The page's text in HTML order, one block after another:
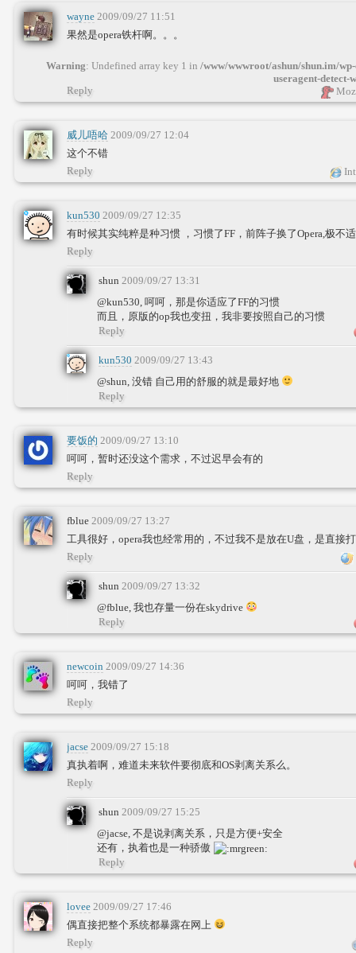
wayne 2009/09/27 11:51
果然是opera铁杆啊。。。
Warning: Undefined array key 1 in /www/wwwroot/ashun/shun.im/
useragent-detect-
Reply
威儿唔哈 2009/09/27 12:04
这个不错
Reply
kun530 2009/09/27 12:35
有时候其实纯粹是种习惯 ，习惯了FF，前阵子换了Opera,极不
Reply
shun 2009/09/27 13:31
@kun530, 呵呵，那是你适应了FF的习惯
而且，原版的op我也变扭，我非要按照自己的习惯
Reply
kun530 2009/09/27 13:43
@shun, 没错 自己用的舒服的就是最好地
Reply
要饭的 2009/09/27 13:10
呵呵，暂时还没这个需求，不过迟早会有的
Reply
fblue 2009/09/27 13:27
工具很好，opera我也经常用的，不过我不是放在U盘，是直接
Reply
shun 2009/09/27 13:32
@fblue, 我也存量一份在skydrive
Reply
newcoin 2009/09/27 14:36
呵呵，我错了
Reply
jacse 2009/09/27 15:18
真执着啊，难道未来软件要彻底和OS剥离关系么。
Reply
shun 2009/09/27 15:25
@jacse, 不是说剥离关系，只是方便+安全
还有，执着也是一种骄傲
Reply
lovee 2009/09/27 17:46
偶直接把整个系统都暴露在网上
Reply